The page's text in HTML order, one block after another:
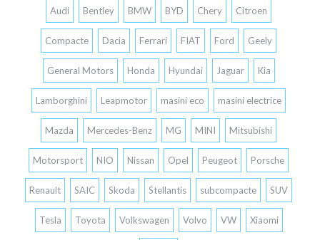
Audi Bentley BMW BYD Chery Citroen
Compacte Dacia Ferrari FIAT Ford Geely
General Motors Honda Hyundai Jaguar Kia
Lamborghini Leapmotor masini eco masini electrice
Mazda Mercedes-Benz MG MINI Mitsubishi
Motorsport NIO Nissan Opel Peugeot Porsche
Renault SAIC Skoda Stellantis subcompacte SUV
Tesla Toyota Volkswagen Volvo VW Xiaomi